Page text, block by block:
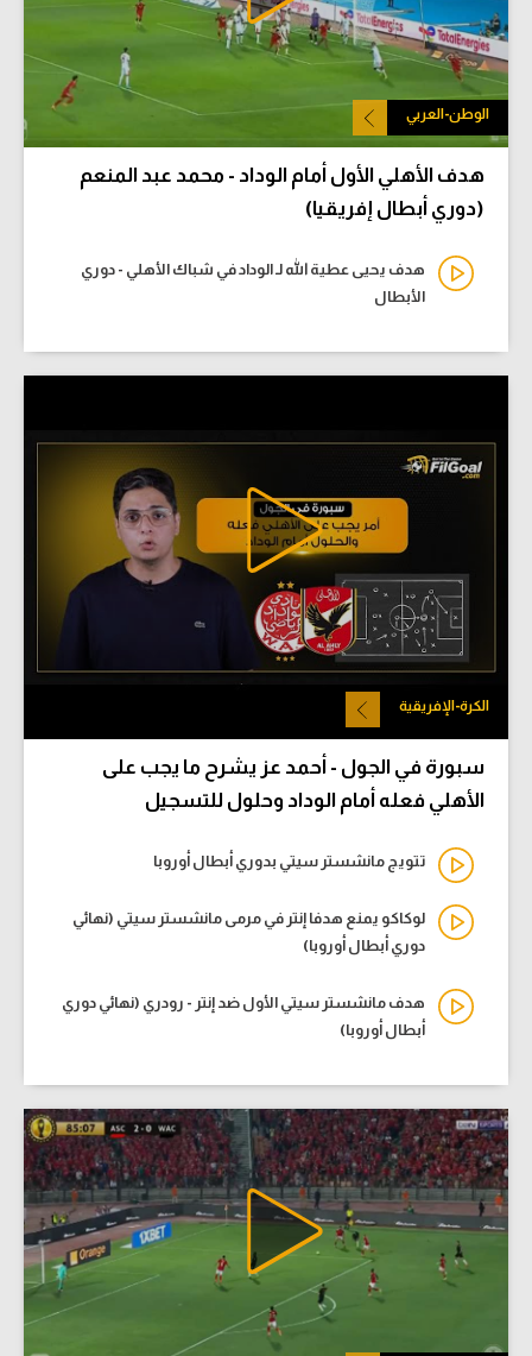
الوطن-العربي
هدف الأهلي الأول أمام الوداد - محمد عبد المنعم
(دوري أبطال إفريقيا)
هدف يحيى عطية الله لـ الوداد في شباك الأهلي - دوري
الأبطال
الكرة-الإفريقية
سبورة في الجول - أحمد عز يشرح ما يجب على
الأهلي فعله أمام الوداد وحلول للتسجيل
تتويج مانشستر سيتي بدوري أبطال أوروبا
لوكاكو يمنع هدفا إنتر في مرمى مانشستر سيتي (نهائي
دوري أبطال أوروبا)
هدف مانشستر سيتي الأول ضد إنتر - رودري (نهائي دوري
أبطال أوروبا)